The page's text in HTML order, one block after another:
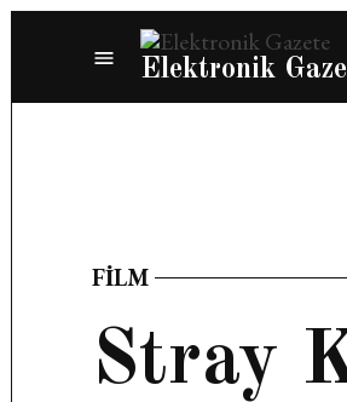
content
Elektronik
POSTED
IN
FILM
Stray